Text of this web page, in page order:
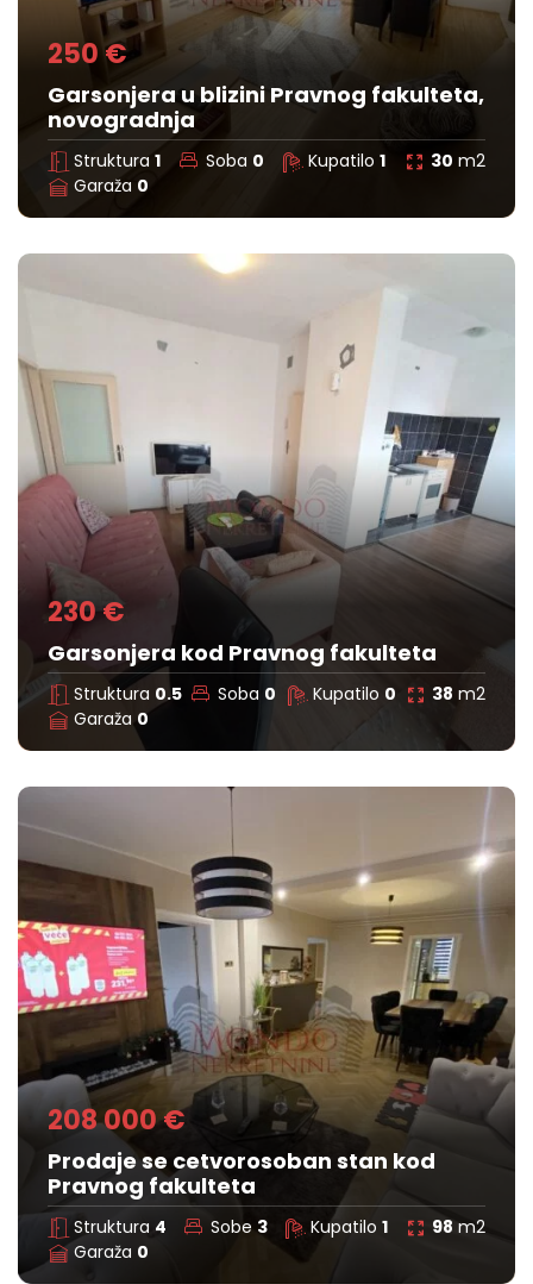
250 €
Garsonjera u blizini Pravnog fakulteta,
novogradnja
Struktura1 Soba 0 Kupatilo1 30 m2
Garaža 0
230 €
Garsonjera kod Pravnog fakulteta
Struktura 0.5 Soba 0 Kupatilo 0 38 m2
Garaža0
208 000 €
Prodaje se cetvorosoban stan kod
Pravnog fakulteta
Struktura 4 Sobe 3 Kupatilo1 98 m2
Garaža 0